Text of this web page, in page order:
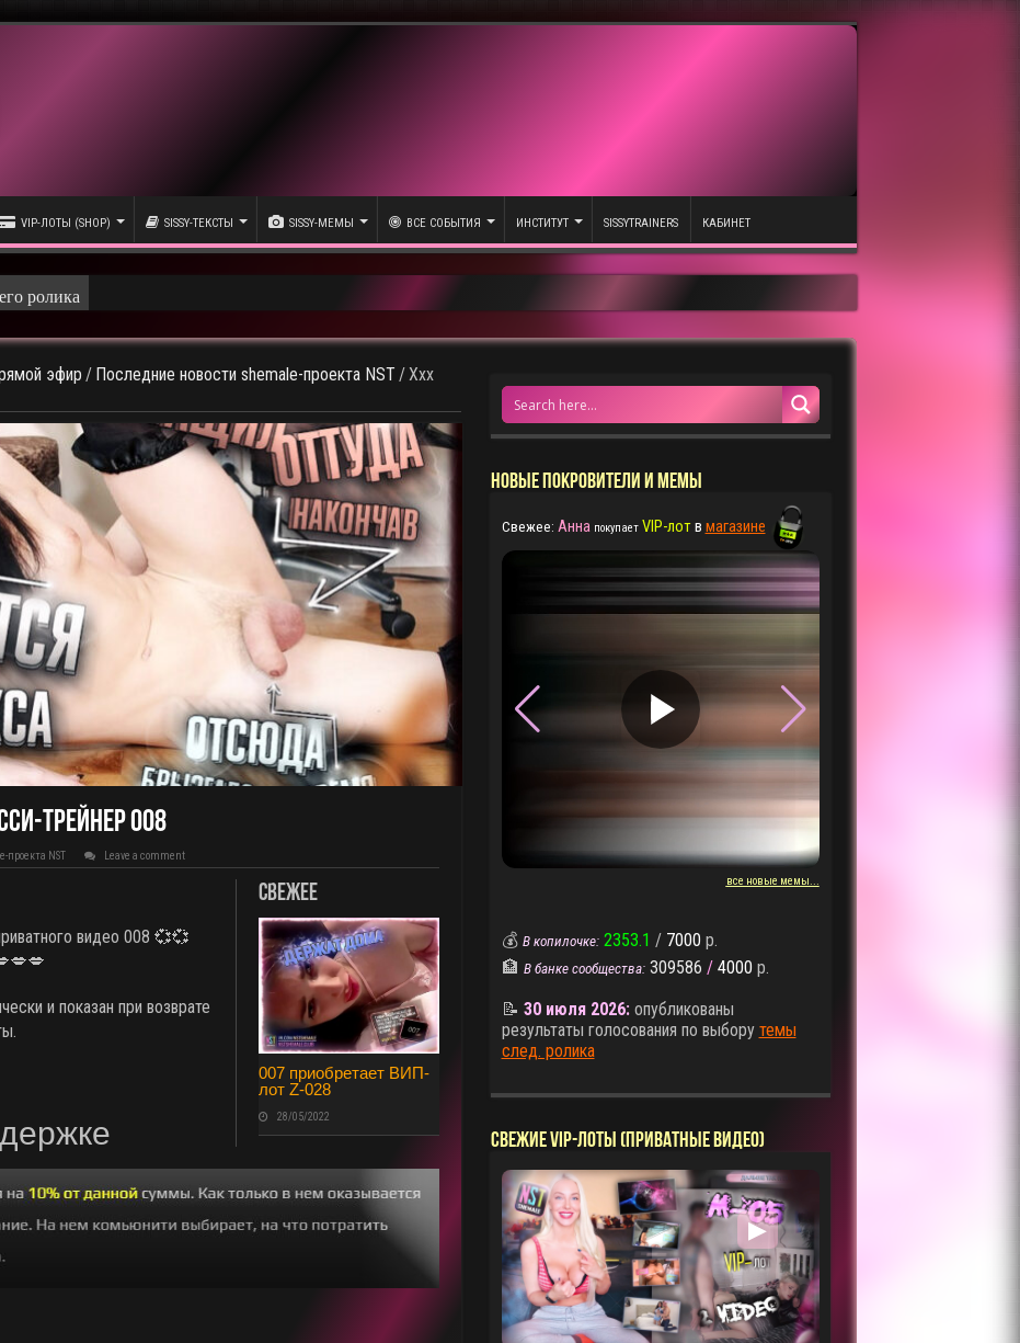
VIP-ЛОТЫ (SHOP) SISSY-ТЕКСТЫ SISSY-МЕМЫ ВСЕ СОБЫТИЯ ИНСТИТУТ SISSYTRAINERS КАБИНЕТ
ролика
эфир / Последние новости shemale-проекта NST /Xxx
трейнер 008
проекта NST Leave a comment
Свежее
007 приобретает ВИП-
лот Z-028
28/05/2022
видео 008 💞💞
и показан при возврате
НОВЫЕ ПОКРОВИТЕЛИ И МЕМЫ
Свежее: Анна покупает VIP-лотв магазине
▶
все новые мемы...
💰 В копилочке: 2353.1 / 7000 р.
🏦 В банке сообщества: 309586 / 4000 р.
📝 30 июля 2026:опубликованы
результаты голосования по выбору темы
след. ролика
СВЕЖИЕ VIP-ЛОТЫ (ПРИВАТНЫЕ ВИДЕО)
▶